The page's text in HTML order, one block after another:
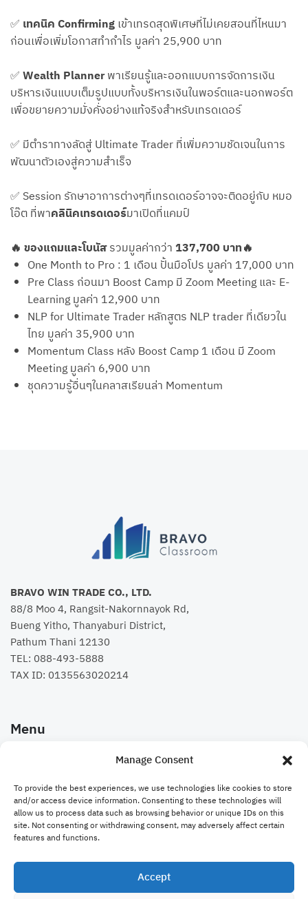
Manage Consent
To provide the best experiences, we use technologies like cookies to store
and/or access device information. Consenting to these technologies will
allow us to process data such as browsing behavior or unique IDs on this
site. Not consenting or withdrawing consent, may adversely affect certain
features and functions.
Accept
✅ เทคนิค Confirmingเข้าเทรดสุดพิเศษที่ไม่เคยสอนที่ไหนมา
ก่อนเพื่อเพิ่มโอกาสทำกำไร มูลค่า 25,900 บาท
✅Wealth Plannerพาเรียนรู้และออกแบบการจัดการเงิน
บริหารเงินแบบเต็มรูปแบบทั้งบริหารเงินในพอร์ตและนอกพอร์ต
เพื่อขยายความมั่งคั่งอย่างแท้จริงสำหรับเทรดเดอร์
✅ มีตำราทางลัดสู่ Ultimate Trader ที่เพิ่มความชัดเจนในการ
พัฒนาตัวเองสู่ความสำเร็จ
✅ Session รักษาอาการต่างๆที่เทรดเดอร์อาจจะติดอยู่กับ หมอ
โอ๊ต ที่พาคลินิคเทรดเดอร์มาเปิดที่แคมป์
🔥 ของแถมและโบนัสรวมมูลค่ากว่า137,700 บาท🔥
One Month to Pro : 1 เดือน ปั้นมือโปร มูลค่า 17,000 บาท
Pre Class ก่อนมา Boost Camp มี Zoom Meeting และ E-
Learning มูลค่า 12,900 บาท
NLP for Ultimate Trader หลักสูตร NLP trader ที่เดียวใน
ไทย มูลค่า 35,900 บาท
Momentum Class หลัง Boost Camp 1 เดือน มี Zoom
Meeting มูลค่า 6,900 บาท
ชุดความรู้อื่นๆในคลาสเรียนล่า Momentum
BRAVO WIN TRADE CO., LTD.
88/8 Moo 4, Rangsit-Nakornnayok Rd,
Bueng Yitho, Thanyaburi District,
Pathum Thani 12130
TEL: 088-493-5888
TAX ID: 0135563020214
Menu
Bravo Website
ติดต่อเรา
@ 2023Bravo Trade Academy. All rights reserved